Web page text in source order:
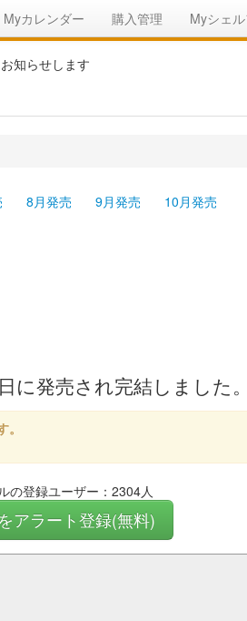
Myカレンダー 購入管理 Myシェ
知らせします
8月発売 9月発売 10月発売
に発売され完結しました
の登録ユーザー：2304人
アラート登録(無料)